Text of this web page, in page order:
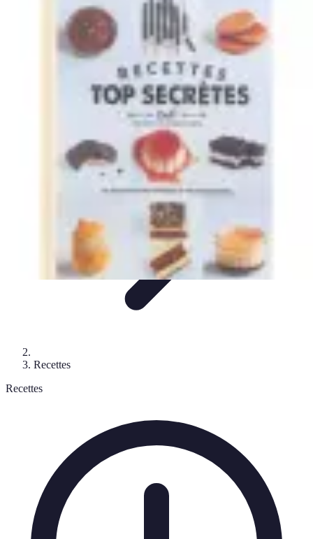
Repas LowCarb
Recettes et Idées de Menus
Ingrédients et
Astuces et conseils
Recettes
Recettes